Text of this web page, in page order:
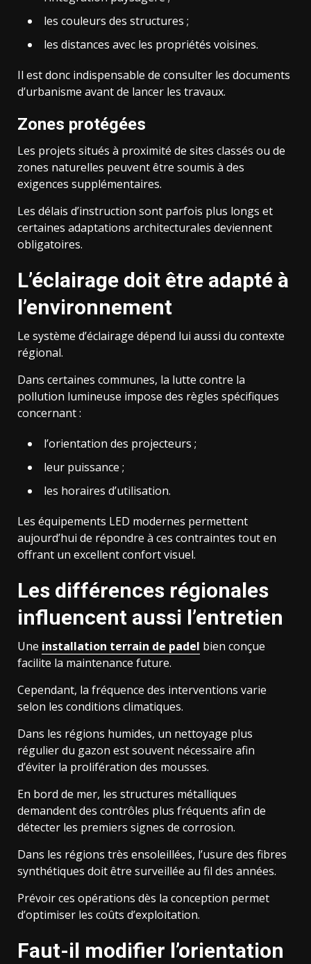
les couleurs des structures ;
les distances avec les propriétés voisines.
Il est donc indispensable de consulter les documents
d’urbanisme avant de lancer les travaux.
Zones protégées
Les projets situés à proximité de sites classés ou de
zones naturelles peuvent être soumis à des
exigences supplémentaires.
Les délais d’instruction sont parfois plus longs et
certaines adaptations architecturales deviennent
obligatoires.
L’éclairage doit être adapté à
l’environnement
Le système d’éclairage dépend lui aussi du contexte
régional.
Dans certaines communes, la lutte contre la
pollution lumineuse impose des règles spécifiques
concernant :
l’orientation des projecteurs ;
leur puissance ;
les horaires d’utilisation.
Les équipements LED modernes permettent
aujourd’hui de répondre à ces contraintes tout en
offrant un excellent confort visuel.
Les différences régionales
influencent aussi l’entretien
Une installation terrain de padel bien conçue
facilite la maintenance future.
Cependant, la fréquence des interventions varie
selon les conditions climatiques.
Dans les régions humides, un nettoyage plus
régulier du gazon est souvent nécessaire afin
d’éviter la prolifération des mousses.
En bord de mer, les structures métalliques
demandent des contrôles plus fréquents afin de
détecter les premiers signes de corrosion.
Dans les régions très ensoleillées, l’usure des fibres
synthétiques doit être surveillée au fil des années.
Prévoir ces opérations dès la conception permet
d’optimiser les coûts d’exploitation.
Faut-il modifier l’orientation